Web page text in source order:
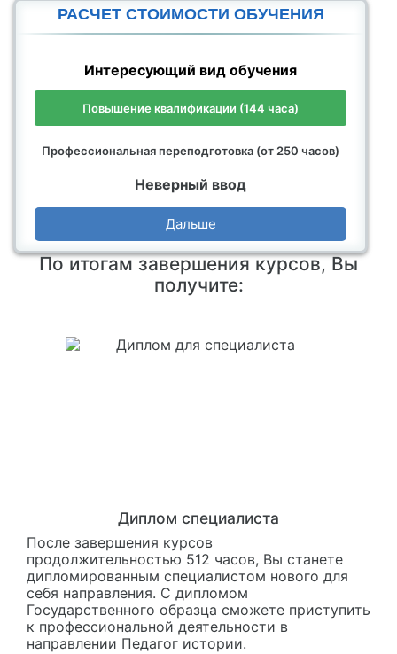
РАСЧЕТ СТОИМОСТИ ОБУЧЕНИЯ
Интересующий вид обучения
Повышение квалификации (144 часа)
Профессиональная переподготовка (от 250 часов)
Неверный ввод
Дальше
По итогам завершения курсов, Вы
получите:
Диплом специалиста
После завершения курсов
продолжительностью 512 часов, Вы станете
дипломированным специалистом нового для
себя направления. С дипломом
Государственного образца сможете приступить
к профессиональной деятельности в
направлении Педагог истории.